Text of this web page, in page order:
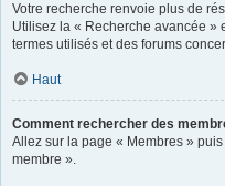
Votre recherche renvoie plus de
Utilisez la « Recherche avancée »
termes utilisés et des forums
Haut
Comment rechercher des
Allez sur la page « Membres »
membre ».